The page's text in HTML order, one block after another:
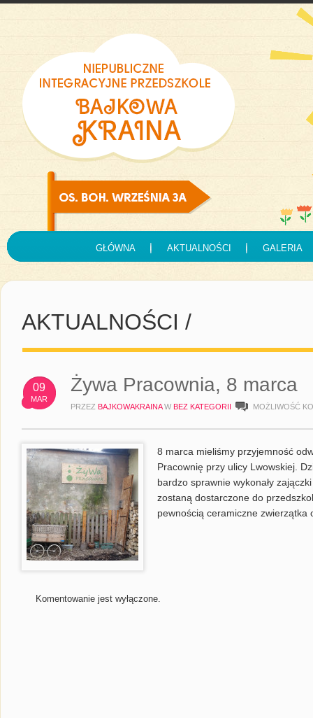
GŁÓWNA AKTUALNOŚCI GALERIA
AKTUALNOŚCI /
09
MAR
Żywa Pracownia, 8 marca
PRZEZ BAJKOWAKRAINA W BEZ KATEGORII MOŻLIWOŚĆ
8 marca mieliśmy przyjemność
Pracownię przy ulicy Lwowskiej.
bardzo sprawnie wykonały
zostaną dostarczone do
pewnością ceramiczne zwierzątka
Komentowanie jest wyłączone.